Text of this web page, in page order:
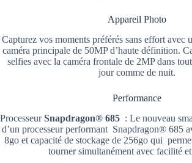
Appareil Photo
Capturez vos moments préférés sans effort avec
caméra principale de 50MP d’haute définition.
selfies avec la caméra frontale de 2MP dans
jour comme de nuit.
Performance
ProcesseurSnapdragon® 685 : Le nouveau
d’un processeur performant Snapdragon® 685
8go et capacité de stockage de 256go qui
tourner simultanément avec facilité